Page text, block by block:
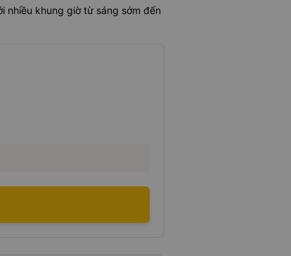
nhiều khung giờ từ sáng sớm đến